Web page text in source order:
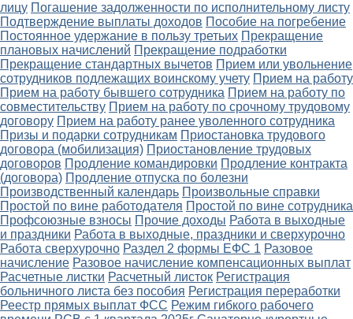
лицу Погашение задолженности по исполнительному листу
Подтверждение выплаты доходов Пособие на погребение
Постоянное удержание в пользу третьих Прекращение
плановых начислений Прекращение подработки
Прекращение стандартных вычетов Прием или увольнение
сотрудников подлежащих воинскому учету Прием на работу
Прием на работу бывшего сотрудника Прием на работу по
совместительству Прием на работу по срочному трудовому
договору Прием на работу ранее уволенного сотрудника
Призы и подарки сотрудникам Приостановка трудового
договора (мобилизация) Приостановление трудовых
договоров Продление командировки Продление контракта
(договора) Продление отпуска по болезни
Производственный календарь Произвольные справки
Простой по вине работодателя Простой по вине сотрудника
Профсоюзные взносы Прочие доходы Работа в выходные
и праздники Работа в выходные, праздники и сверхурочно
Работа сверхурочно Раздел 2 формы ЕФС 1 Разовое
начисление Разовое начисление компенсационных выплат
Расчетные листки Расчетный листок Регистрация
больничного листа без пособия Регистрация переработки
Реестр прямых выплат ФСС Режим гибкого рабочего